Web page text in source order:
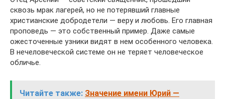
сквозь мрак лагерей, но не потерявший главные
христианские добродетели — веру и любовь. Его главная
проповедь — это собственный пример. Даже самые
ожесточенные узники видят в нем особенного человека.
В нечеловеческой системе он не теряет человеческое
обличье.
Читайте также: Значение имени Юрий —